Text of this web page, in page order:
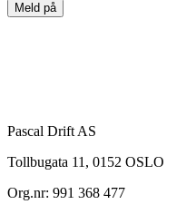
Meld på
Pascal Drift AS
Tollbugata 11, 0152 OSLO
Org.nr: 991 368 477